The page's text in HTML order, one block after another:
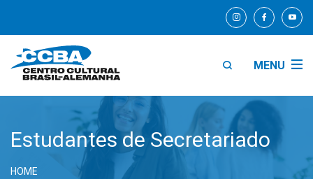
MENU
Estudantes de Secretariado
HOME